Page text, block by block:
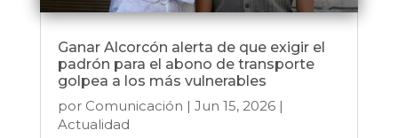
Ganar Alcorcón alerta de que exigir el
padrón para el abono de transporte
golpea a los más vulnerables
por Comunicación | Jun 15, 2026|
Actualidad